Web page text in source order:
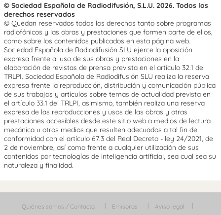
© Sociedad Española de Radiodifusión, S.L.U. 2026. Todos los
derechos reservados
© Quedan reservados todos los derechos tanto sobre programas
radiofónicos y las obras y prestaciones que formen parte de ellos,
como sobre los contenidos publicados en esta página web.
Sociedad Española de Radiodifusión SLU ejerce la oposición
expresa frente al uso de sus obras y prestaciones en la
elaboración de revistas de prensa prevista en el artículo 32.1 del
TRLPI. Sociedad Española de Radiodifusión SLU realiza la reserva
expresa frente la reproducción, distribución y comunicación pública
de sus trabajos y artículos sobre temas de actualidad prevista en
el artículo 33.1 del TRLPI, asimismo, también realiza una reserva
expresa de las reproducciones y usos de las obras y otras
prestaciones accesibles desde este sitio web a medios de lectura
mecánica u otros medios que resulten adecuados a tal fin de
conformidad con el artículo 67.3 del Real Decreto - ley 24/2021, de
2 de noviembre, así como frente a cualquier utilización de sus
contenidos por tecnologías de inteligencia artificial, sea cual sea su
naturaleza y finalidad.
Quiénes somos / Contacta Emisoras
Aviso legal